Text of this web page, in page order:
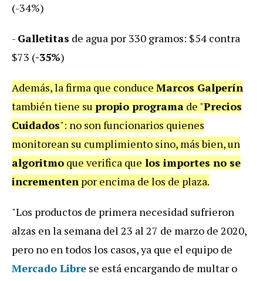
(-34%)
- Galletitas de agua por 330 gramos: $54 contra
$73 (-35%)
Además, la firma que conduce Marcos Galperín
también tiene su propio programa de "Precios
Cuidados": no son funcionarios quienes
monitorean su cumplimiento sino, más bien, un
algoritmo que verifica que los importes no se
incrementen por encima de los de plaza.
"Los productos de primera necesidad sufrieron
alzas en la semana del 23 al 27 de marzo de 2020,
pero no en todos los casos, ya que el equipo de
Mercado Libre se está encargando de multar o